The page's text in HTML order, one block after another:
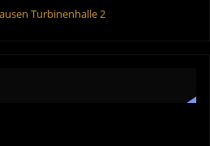
Turbinenhalle 2